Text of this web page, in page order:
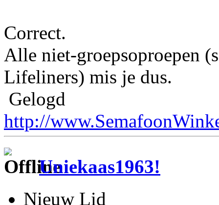
Correct.
Alle niet-groepsoproepen
Lifeliners) mis je dus.
Gelogd
http://
Uniekaas1963!
Nieuw Lid